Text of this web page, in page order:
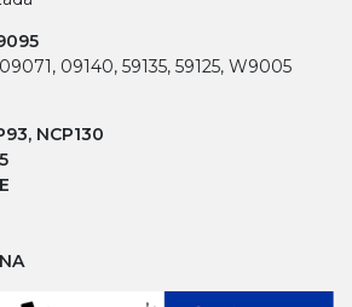
09140, 59135, 59125, W9005
NCP130